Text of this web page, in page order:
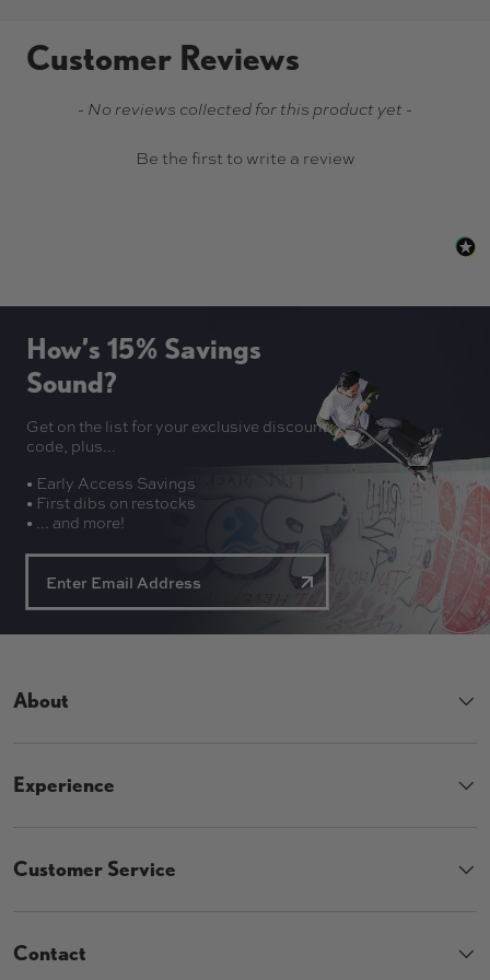
Customer Reviews
- No reviews collected for this product yet -
Be the first to write a review
New content loaded
How’s 15% Savings
Sound?
Get on the list for your exclusive discount
code, plus...
• Early Access Savings
• First dibs on restocks
• ... and more!
About
Experience
Customer Service
Contact